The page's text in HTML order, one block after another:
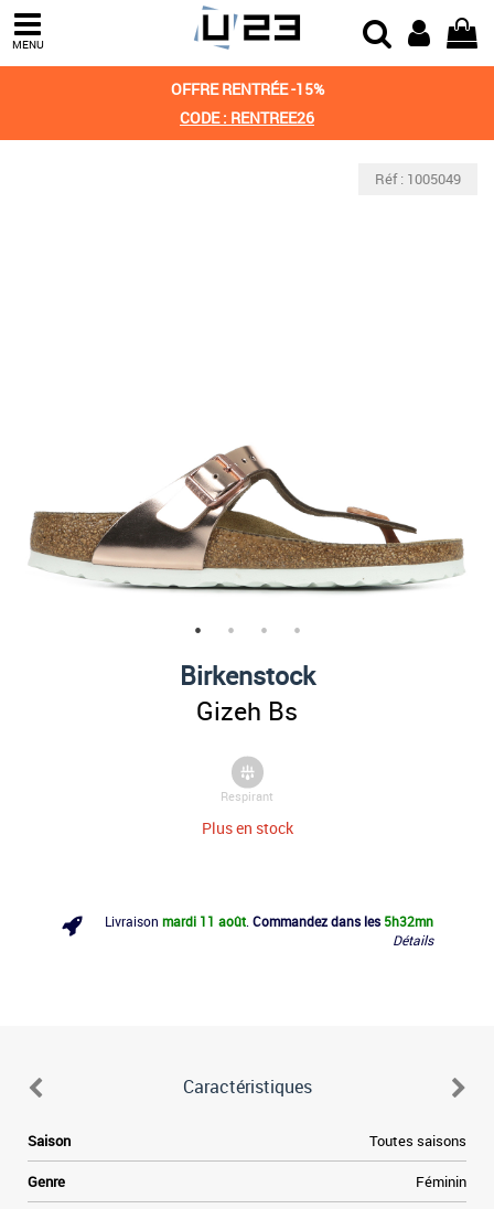
MENU
OFFRE RENTRÉE -15%
CODE : RENTREE26
Réf : 1005049
Birkenstock
Gizeh Bs
Respirant
Plus en stock
Livraison mardi 11 août. Commandez dans les 5h32mn
Détails
Caractéristiques
Saison Toutes saisons
Genre Féminin